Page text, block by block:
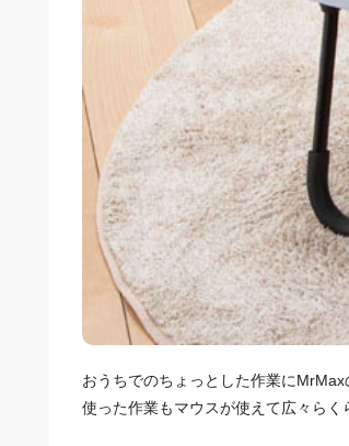
おうちでのちょっとした作業に
使った作業もマウスが使えて広々ら